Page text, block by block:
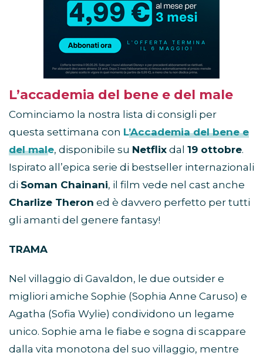
L’accademia del bene e del male
Cominciamo la nostra lista di consigli per
questa settimana con L’Accademia del bene e
del male, disponibile su Netflix dal 19 ottobre.
Ispirato all’epica serie di bestseller internazionali
di Soman Chainani, il film vede nel cast anche
Charlize Theron ed è davvero perfetto per tutti
gli amanti del genere fantasy!
TRAMA
Nel villaggio di Gavaldon, le due outsider e
migliori amiche Sophie (Sophia Anne Caruso) e
Agatha (Sofia Wylie) condividono un legame
unico. Sophie ama le fiabe e sogna di scappare
dalla vita monotona del suo villaggio, mentre